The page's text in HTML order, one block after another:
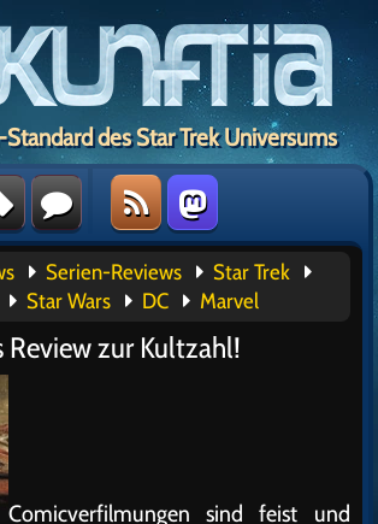
des Star Trek Universums
Serien-Reviews
Star Trek
Star Wars DC Marvel
Review zur Kultzahl!
Comicverfilmungen sind feist und